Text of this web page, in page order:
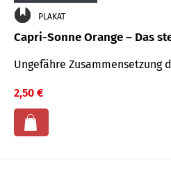
PLAKAT
Capri-Sonne Orange – Das
Ungefähre Zu­sammen­setzung
2,50 €